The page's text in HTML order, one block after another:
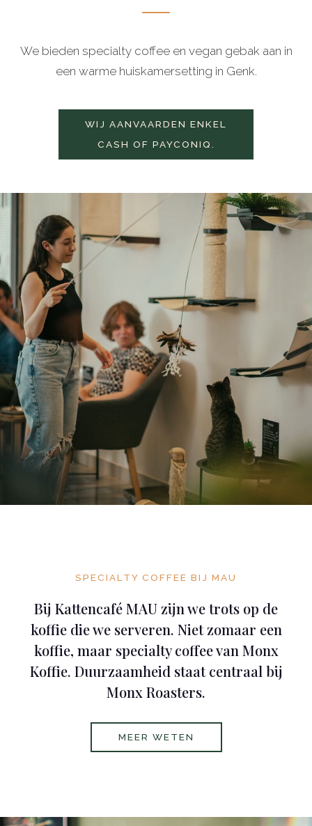
We bieden specialty coffee en vegan gebak aan in
een warme huiskamersetting in Genk.
WIJ AANVAARDEN ENKEL
CASH OF PAYCONIQ.
SPECIALTY COFFEE BIJ MAU
Bij Kattencafé MAU zijn we trots op de
koffie die we serveren. Niet zomaar een
koffie, maar specialty coffee van Monx
Koffie. Duurzaamheid staat centraal bij
Monx Roasters.
MEER WETEN